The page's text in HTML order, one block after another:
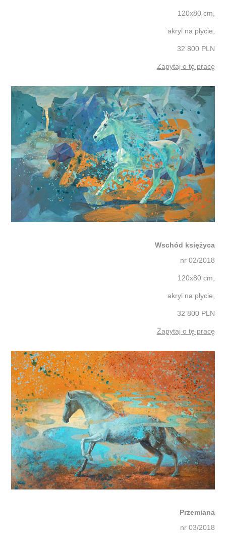
120x80 cm,
akryl na płycie,
32 800 PLN
Zapytaj o tę pracę
Wschód księżyca
nr 02/2018
120x80 cm,
akryl na płycie,
32 800 PLN
Zapytaj o tę pracę
Przemiana
nr 03/2018